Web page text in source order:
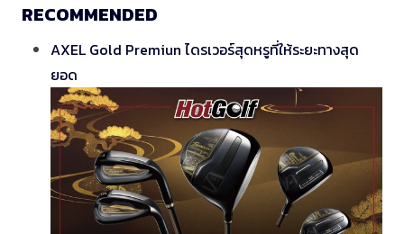
RECOMMENDED
AXEL Gold Premiun ไดรเวอร์สุดหรูที่ให้ระยะทางสุด
ยอด